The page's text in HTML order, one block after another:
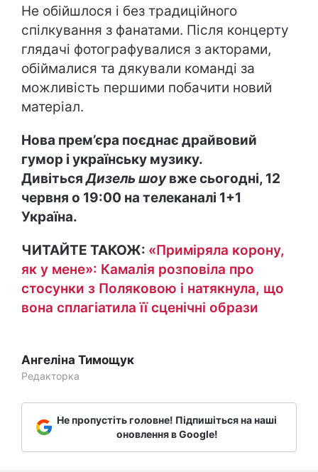
Не обійшлося і без традиційного
спілкування з фанатами. Після концерту
глядачі фотографувалися з акторами,
обіймалися та дякували команді за
можливість першими побачити новий
матеріал.
Нова прем’єра поєднає драйвовий
гумор і українську музику.
ДивітьсяДизель шоувже сьогодні, 12
червня о 19:00 на телеканалі 1+1
Україна.
ЧИТАЙТЕ ТАКОЖ: «Приміряла корону,
як у мене»: Камалія розповіла про
стосунки з Поляковою і натякнула, що
вона сплагіатила її сценічні образи
Ангеліна Тимощук
Редакторка
Не пропустіть головне! Підпишіться на наші
оновлення в Google!